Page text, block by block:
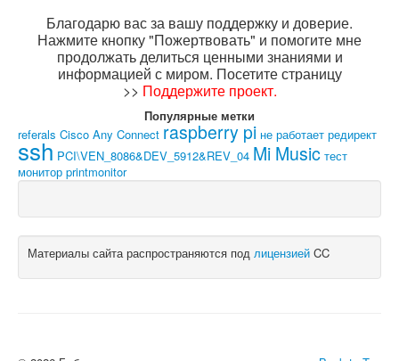
Благодарю вас за вашу поддержку и доверие.
Нажмите кнопку "Пожертвовать" и помогите мне
продолжать делиться ценными знаниями и
информацией с миром. Посетите страницу
>> Поддержите проект.
Популярные метки
referals Cisco Any Connect raspberry pi не работает редирект
ssh PCI\VEN_8086&DEV_5912&REV_04 Mi Music тест
монитор printmonitor
Материалы сайта распространяются под лицензией CC